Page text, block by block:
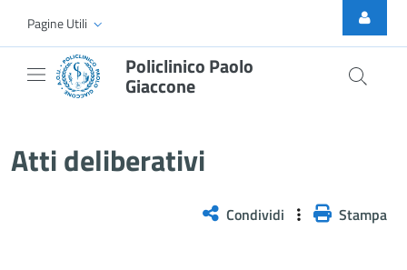
Skip to Main Content
Pagine Utili
Policlinico Paolo
Giaccone
Atti deliberativi
Condividi Stampa